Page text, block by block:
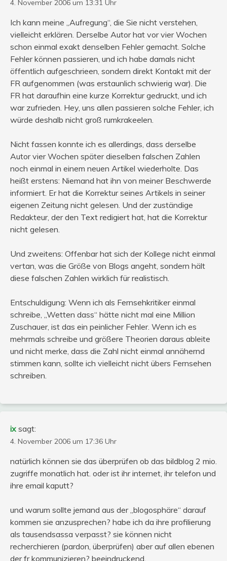
4. November 2006 um 13:31 Uhr
Ich kann meine „Aufregung“, die Sie nicht verstehen,
vielleicht erklären. Derselbe Autor hat vor vier Wochen
schon einmal exakt denselben Fehler gemacht. Solche
Fehler können passieren, und ich habe damals nicht
öffentlich aufgeschrieen, sondern direkt Kontakt mit der
FR aufgenommen (was erstaunlich schwierig war). Die
FR hat daraufhin eine kurze Korrektur gedruckt, und ich
war zufrieden. Hey, uns allen passieren solche Fehler, ich
würde deshalb nicht groß rumkrakeelen.
Nicht fassen konnte ich es allerdings, dass derselbe
Autor vier Wochen später dieselben falschen Zahlen
noch einmal in einem neuen Artikel wiederholte. Das
heißt erstens: Niemand hat ihn von meiner Beschwerde
informiert. Er hat die Korrektur seines Artikels in seiner
eigenen Zeitung nicht gelesen. Und der zuständige
Redakteur, der den Text redigiert hat, hat die Korrektur
nicht gelesen.
Und zweitens: Offenbar hat sich der Kollege nicht einmal
vertan, was die Größe von Blogs angeht, sondern hält
diese falschen Zahlen wirklich für realistisch.
Entschuldigung: Wenn ich als Fernsehkritiker einmal
schreibe, „Wetten dass“ hätte nicht mal eine Million
Zuschauer, ist das ein peinlicher Fehler. Wenn ich es
mehrmals schreibe und größere Theorien daraus ableite
und nicht merke, dass die Zahl nicht einmal annähernd
stimmen kann, sollte ich vielleicht nicht übers Fernsehen
schreiben.
ix sagt:
4. November 2006 um 17:36 Uhr
natürlich können sie das überprüfen ob das bildblog 2 mio.
zugriffe monatlich hat. oder ist ihr internet, ihr telefon und
ihre email kaputt?
und warum sollte jemand aus der „blogosphäre“ darauf
kommen sie anzusprechen? habe ich da ihre profilierung
als tausendsassa verpasst? sie können nicht
recherchieren (pardon, überprüfen) aber auf allen ebenen
der fr kommunizieren? beeindruckend.